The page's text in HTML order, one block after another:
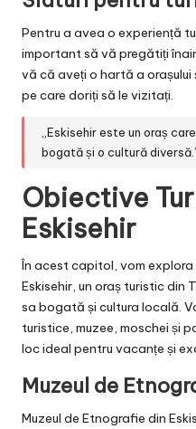
Pentru a avea o experiență
important să vă pregătiți
vă că aveți o hartă a
pe care doriți să le vizitați.
„Eskisehir este un oraș
bogată și o cultură
Obiective
Eskisehir
În acest capitol, vom
Eskisehir, un oraș turistic din
sa bogată și cultura locală.
turistice, muzee, moschei și
loc ideal pentru vacanțe și
Muzeul de
Muzeul de Etnografie din